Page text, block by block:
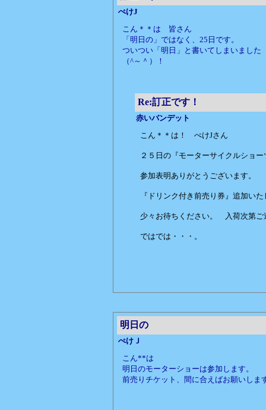
ぺけJ
こん＊＊は 皆さん
「明日の」ではなく、25日です。
ついつい「明日」と書いてしまいました
（^～＾）！
Re:訂正です！
赤いバンデット
こん＊＊は！ ぺけJさん
２５日の『モーターサイクルショ
参加表明ありがとうございます。
『ドリンク付き前売り券』追加い
少々お待ちください。 入荷次第ご
ではでは・・・。
明日の
ぺけＪ
こん**は
明日のモーターショーは参加します。
前売りチケット、間に合えばお願いしま